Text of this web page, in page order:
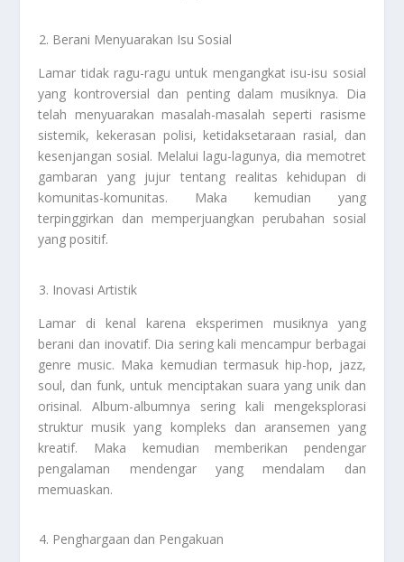
Berani Menyuarakan Isu Sosial
Lamar tidak ragu-ragu untuk mengangkat isu-isu sosial
yang kontroversial dan penting dalam musiknya. Dia
telah menyuarakan masalah-masalah seperti rasisme
sistemik, kekerasan polisi, ketidaksetaraan rasial, dan
kesenjangan sosial. Melalui lagu-lagunya, dia memotret
gambaran yang jujur tentang realitas kehidupan di
komunitas-komunitas. Maka kemudian yang
terpinggirkan dan memperjuangkan perubahan sosial
yang positif.
Inovasi Artistik
Lamar di kenal karena eksperimen musiknya yang
berani dan inovatif. Dia sering kali mencampur berbagai
genre music. Maka kemudian termasuk hip-hop, jazz,
soul, dan funk, untuk menciptakan suara yang unik dan
orisinal. Album-albumnya sering kali mengeksplorasi
struktur musik yang kompleks dan aransemen yang
kreatif. Maka kemudian memberikan pendengar
pengalaman mendengar yang mendalam dan
memuaskan.
Penghargaan dan Pengakuan